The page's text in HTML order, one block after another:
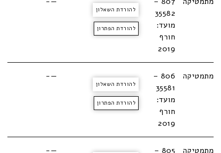
35582
מועד:
חורף
2019
להורדת השאלון
להורדת הפתרון
מתמטיקה
806 –
35581
מועד:
חורף
2019
להורדת השאלון
להורדת הפתרון
—-
מתמטיקה
805 –
—-